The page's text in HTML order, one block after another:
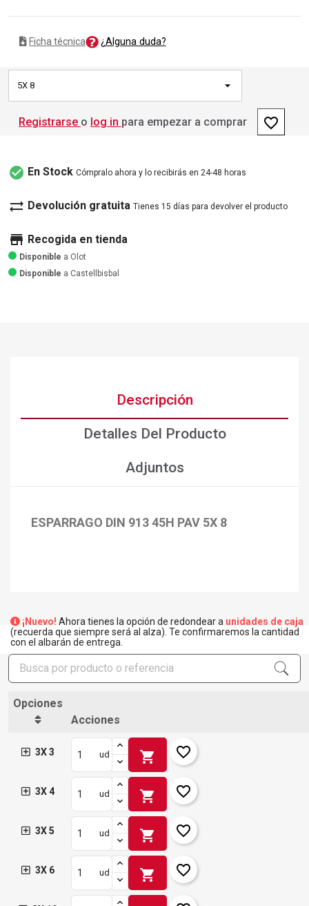
Ficha técnica ¿Alguna duda?
5X 8
Registrarse o log in para empezar a comprar favorite_border
check_circle En Stock Cómpralo ahora y lo recibirás en 24-48 horas
sync_alt Devolución gratuita Tienes 15 días para devolver el producto
store Recogida en tienda
Disponible a Olot
Disponible a Castellbisbal
Descripción
Detalles Del Producto
Adjuntos
ESPARRAGO DIN 913 45H PAV 5X 8
¡Nuevo! Ahora tienes la opción de redondear a unidades de caja
(recuerda que siempre será al alza). Te confirmaremos la cantidad
con el albarán de entrega.
Opciones
Acciones
3X 3 ud shopping_cart favorite_border
3X 4 ud shopping_cart favorite_border
3X 5 ud shopping_cart favorite_border
3X 6 ud shopping_cart favorite_border